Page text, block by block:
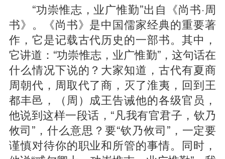
“功崇惟志，业广惟勤”出自《尚书·周
书》。《尚书》是中国儒家经典的重要著
作，它是记载古代历史的一部书。其中，
它讲道：“功崇惟志，业广惟勤”，这句话在
什么情况下说的？大家知道，古代有夏商
周朝代，周取代了商，灭了淮夷，回到王
都丰邑，（周）成王告诫他的各级官员，
他说到这样一段话，“凡我有官君子，钦乃
攸司”，什么意思？要“钦乃攸司”，一定要
谨慎对待你的职业和所管的事情。同时，